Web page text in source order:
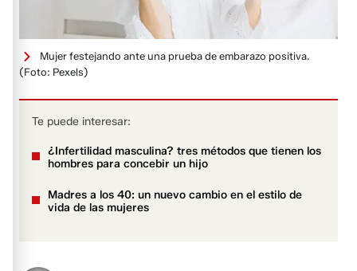
Mujer festejando ante una prueba de embarazo positiva.
(Foto: Pexels)
Te puede interesar:
¿Infertilidad masculina? tres métodos que tienen los
hombres para concebir un hijo
Madres a los 40: un nuevo cambio en el estilo de
vida de las mujeres